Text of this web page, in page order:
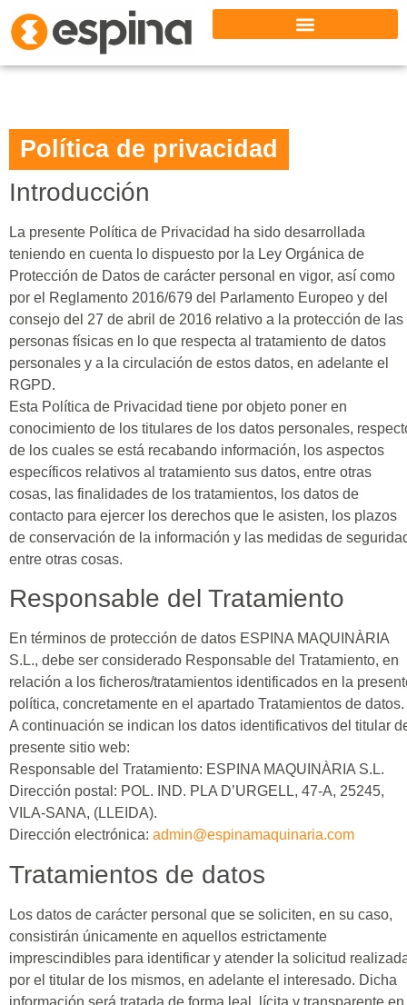
Política de privacidad
Introducción
La presente Política de Privacidad ha sido desarrollada
teniendo en cuenta lo dispuesto por la Ley Orgánica de
Protección de Datos de carácter personal en vigor, así como
por el Reglamento 2016/679 del Parlamento Europeo y del
consejo del 27 de abril de 2016 relativo a la protección de las
personas físicas en lo que respecta al tratamiento de datos
personales y a la circulación de estos datos, en adelante el
RGPD.
Esta Política de Privacidad tiene por objeto poner en
conocimiento de los titulares de los datos personales,
de los cuales se está recabando información, los aspectos
específicos relativos al tratamiento sus datos, entre otras
cosas, las finalidades de los tratamientos, los datos de
contacto para ejercer los derechos que le asisten, los plazos
de conservación de la información y las medidas de
entre otras cosas.
Responsable del Tratamiento
En términos de protección de datos ESPINA MAQUINÀRIA
S.L., debe ser considerado Responsable del Tratamiento, en
relación a los ficheros/tratamientos identificados en la
política, concretamente en el apartado Tratamientos de datos.
A continuación se indican los datos identificativos del titular
presente sitio web:
Responsable del Tratamiento: ESPINA MAQUINÀRIA S.L.
Dirección postal: POL. IND. PLA D’URGELL, 47-A, 25245,
VILA-SANA, (LLEIDA).
Dirección electrónica: admin@espinamaquinaria.com
Tratamientos de datos
Los datos de carácter personal que se soliciten, en su caso,
consistirán únicamente en aquellos estrictamente
imprescindibles para identificar y atender la solicitud
por el titular de los mismos, en adelante el interesado. Dicha
información será tratada de forma leal, lícita y transparente en